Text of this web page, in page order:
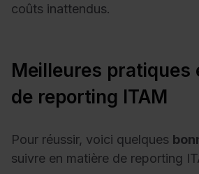
coûts inattendus.
Meilleures pratiques
de reporting ITAM
Pour réussir, voici quelques
suivre en matière de reporting